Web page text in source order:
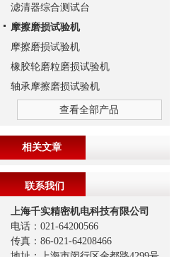
滤清器综合测试台
摩擦磨损试验机
摩擦磨损试验机
橡胶轮磨粒磨损试验机
轴承摩擦磨损试验机
查看全部产品
相关文章
联系我们
上海千实精密机电科技有限公司
电话：021-64200566
传真：86-021-64208466